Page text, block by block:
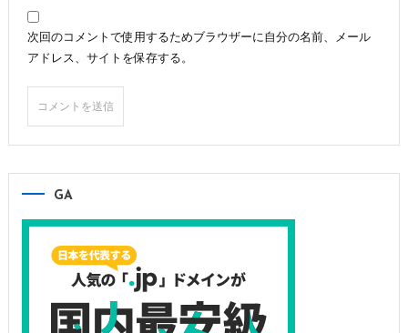
次回のコメントで使用するためブラウザーに自分の名前、メール
アドレス、サイトを保存する。
GA